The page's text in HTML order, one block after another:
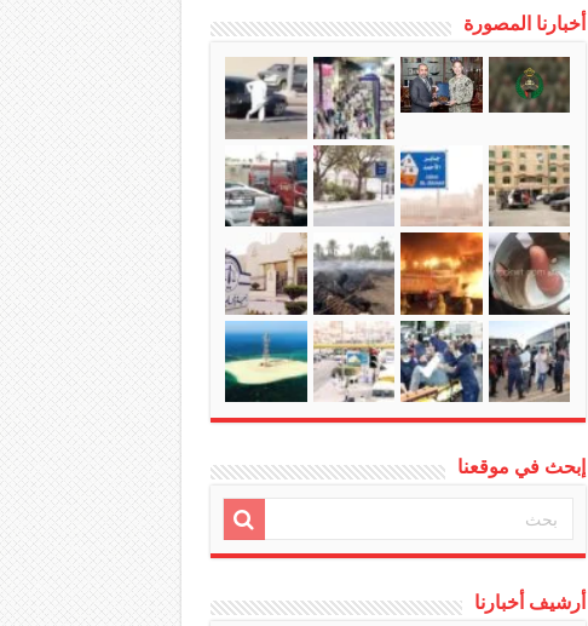
أخبارنا المصورة
إبحث في موقعنا
أرشيف أخبارنا